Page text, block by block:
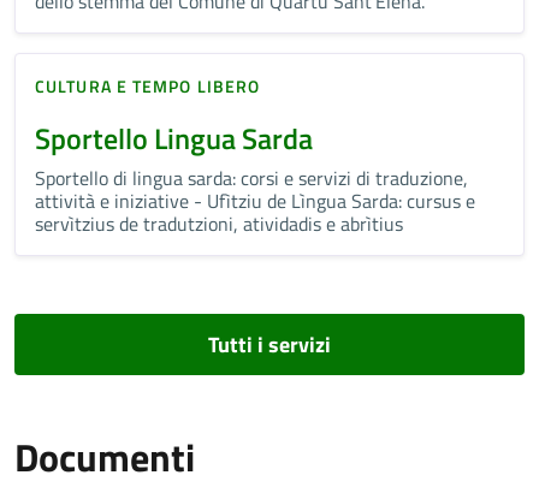
CULTURA E TEMPO LIBERO
Sportello Lingua Sarda
Sportello di lingua sarda: corsi e servizi di traduzione,
attività e iniziative - Ufìtziu de Lìngua Sarda: cursus e
servìtzius de tradutzioni, atividadis e abrìtius
Tutti i servizi
Documenti